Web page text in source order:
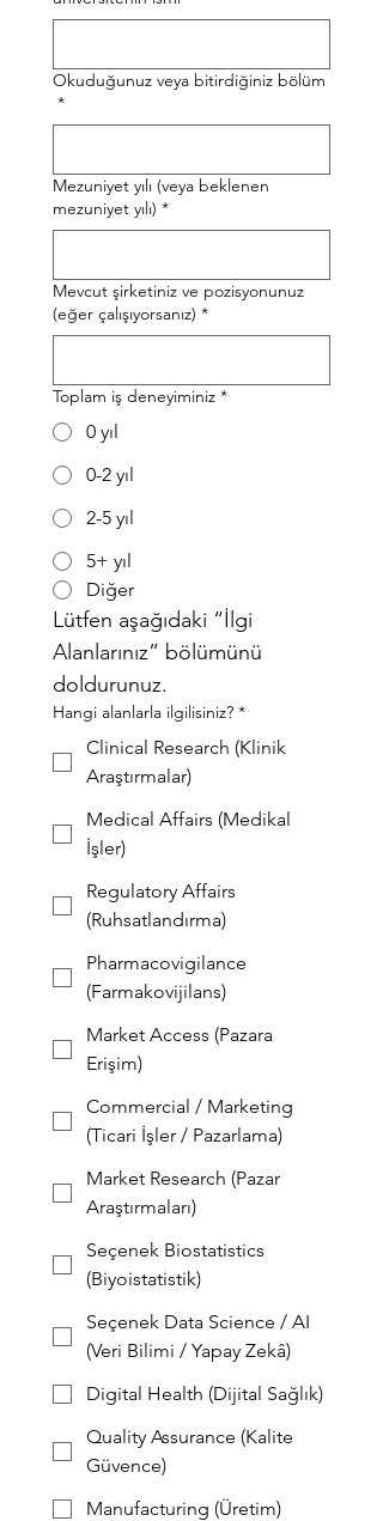
Okuduğunuz veya bitirdiğiniz bölüm
*
Mezuniyet yılı (veya beklenen
mezuniyet yılı) *
Mevcut şirketiniz ve pozisyonunuz
(eğer çalışıyorsanız) *
Toplam iş deneyiminiz *
0 yıl
0-2 yıl
2-5 yıl
5+ yıl
Diğer
Lütfen aşağıdaki “İlgi
Alanlarınız” bölümünü
doldurunuz.
Hangi alanlarla ilgilisiniz? *
Clinical Research (Klinik
Araştırmalar)
Medical Affairs (Medikal
İşler)
Regulatory Affairs
(Ruhsatlandırma)
Pharmacovigilance
(Farmakovijilans)
Market Access (Pazara
Erişim)
Commercial / Marketing
(Ticari İşler / Pazarlama)
Market Research (Pazar
Araştırmaları)
Seçenek Biostatistics
(Biyoistatistik)
Seçenek Data Science / AI
(Veri Bilimi / Yapay Zekâ)
Digital Health (Dijital Sağlık)
Quality Assurance (Kalite
Güvence)
Manufacturing (Üretim)